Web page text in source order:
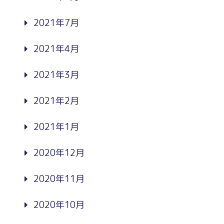
2021年7月
2021年4月
2021年3月
2021年2月
2021年1月
2020年12月
2020年11月
2020年10月